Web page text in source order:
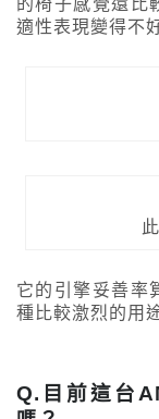
的椅子感覺還比
適性表現變得不
它的引擎妥善率
種比較激烈的用
Q.目前這台